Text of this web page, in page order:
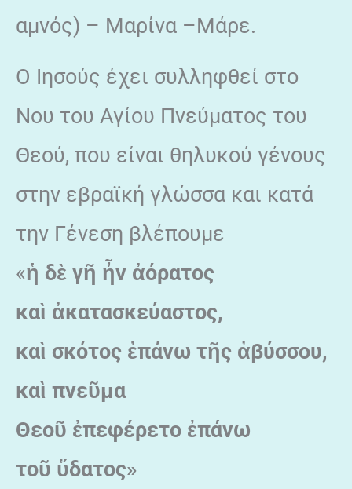
αμνός) – Μαρίνα –Μάρε.
Ο Ιησούς έχει συλληφθεί στο
Νου του Αγίου Πνεύματος του
Θεού, που είναι θηλυκού γένους
στην εβραϊκή γλώσσα και κατά
την Γένεση βλέπουμε
«ἡ δὲ γῆ ἦν ἀόρατος
καὶ ἀκατασκεύαστος,
καὶ σκότος ἐπάνω τῆς ἀβύσσου,
καὶ πνεῦμα
Θεοῦ ἐπεφέρετο ἐπάνω
τοῦ ὕδατος»